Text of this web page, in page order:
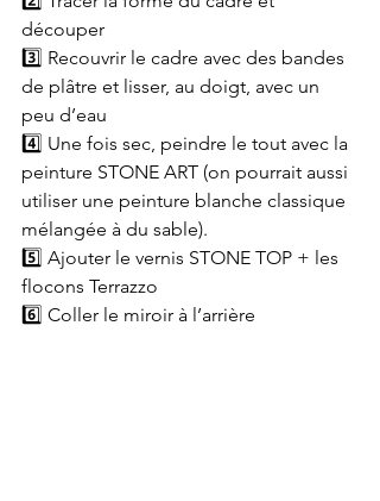
découper
3️⃣ Recouvrir le cadre avec des bandes
de plâtre et lisser, au doigt, avec un
peu d’eau
4️⃣ Une fois sec, peindre le tout avec la
peinture STONE ART (on pourrait aussi
utiliser une peinture blanche classique
mélangée à du sable).
5️⃣ Ajouter le vernis STONE TOP + les
flocons Terrazzo
6️⃣ Coller le miroir à l’arrière